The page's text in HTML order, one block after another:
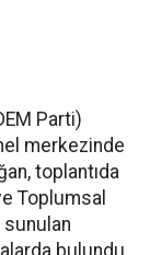
Parti)
merkezinde
toplantıda
Toplumsal
sunulan